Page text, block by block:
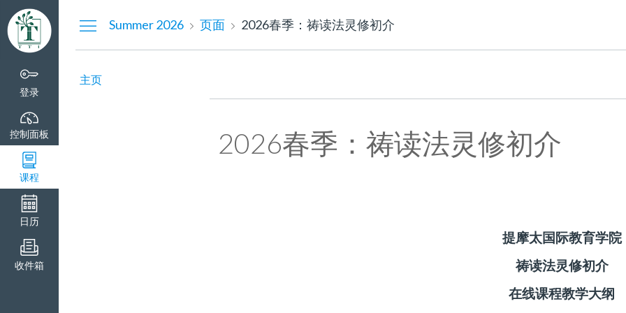
制
面
登录
控制面板
课程
日历
收件箱
Summer 2026 页面 2026春季：祷读法灵修初介
主页
2026春季：祷读法灵修初介
提摩太国际教育学院
祷读法灵修初介
在线课程教学大纲